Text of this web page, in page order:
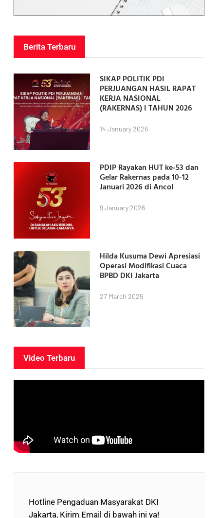
Berita Terbaru
SIKAP POLITIK PDI
PERJUANGAN HASIL RAPAT
KERJA NASIONAL
(RAKERNAS) I TAHUN 2026
14 January 2026
PDIP Rayakan HUT ke-53 dan
Gelar Rakernas pada 10-12
Januari 2026 di Ancol
9 January 2026
Hilda Kusuma Dewi Apresiasi
Operasi Modifikasi Cuaca
BPBD DKI Jakarta
27 March 2025
Video Terbaru
Hotline Pengaduan Masyarakat DKI
Jakarta, Kirim Email di bawah ini ya!